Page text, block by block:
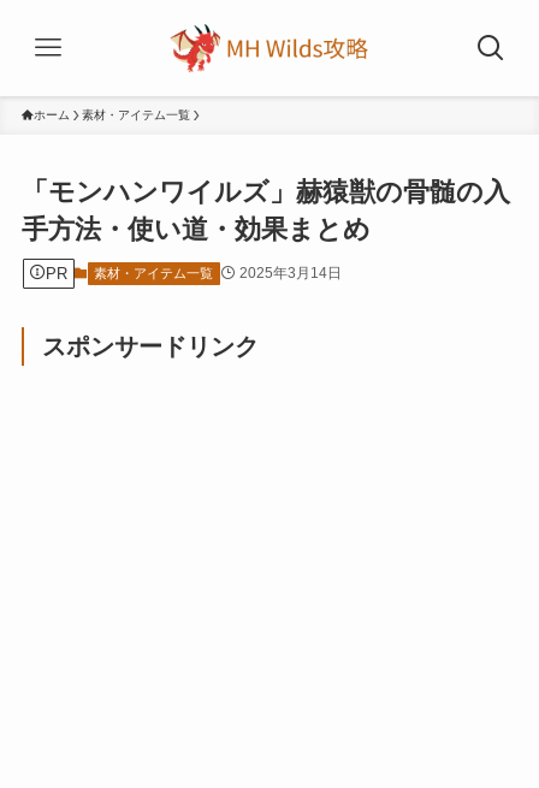
ホーム 素材・アイテム一覧
「モンハンワイルズ」赫猿獣の骨髄の入
手方法・使い道・効果まとめ
PR 素材・アイテム一覧 2025年3月14日
スポンサードリンク